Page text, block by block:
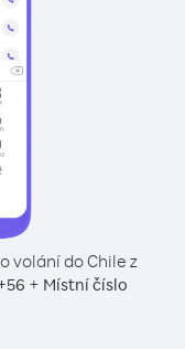
volání do Chile z
56 + Místní číslo